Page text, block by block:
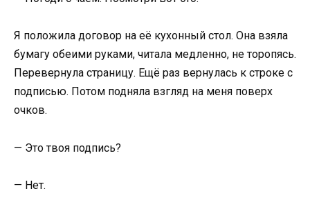
Я положила договор на её кухонный стол. Она взяла
бумагу обеими руками, читала медленно, не торопясь.
Перевернула страницу. Ещё раз вернулась к строке с
подписью. Потом подняла взгляд на меня поверх
очков.
— Это твоя подпись?
— Нет.